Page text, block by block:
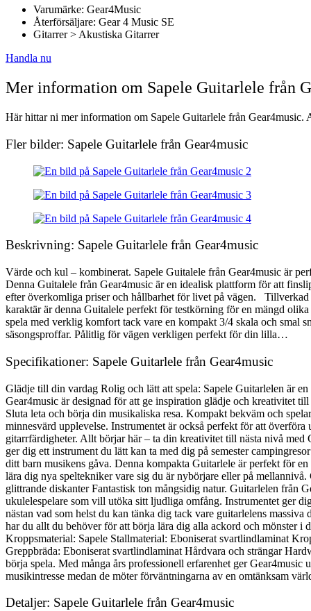
Varumärke: Gear4Music
Återförsäljare: Gear 4 Music SE
Gitarrer > Akustiska Gitarrer
Handla nu
Mer information om Sapele Guitarlele från
Här hittar ni mer information om Sapele Guitarlele från
Fler bilder: Sapele Guitarlele från Gear4music
Beskrivning: Sapele Guitarlele från Gear4music
Värde och kul – kombinerat. Sapele Guitalele från Gear4music är
Denna Guitalele från Gear4music är en idealisk plattform för att
efter överkomliga priser och hållbarhet för livet på vägen.
karaktär är denna Guitalele perfekt för testkörning för en mängd
spela med verklig komfort tack vare en kompakt 3/4 skala och smal
säsongsproffar. Pålitlig för vägen verkligen perfekt för din lilla…
Specifikationer: Sapele Guitarlele från Gear4music
Glädje till din vardag Rolig och lätt att spela: Sapele Guitarlelen är
Gear4music är designad för att ge inspiration glädje och kreativitet
Sluta leta och börja din musikaliska resa. Kompakt bekväm och
minnesvärd upplevelse. Instrumentet är också perfekt för att
gitarrfärdigheter. Allt börjar här – ta din kreativitet till nästa nivå
ger dig ett instrument du lätt kan ta med dig på semester
ditt barn musikens gåva. Denna kompakta Guitarlele är perfekt för
lära dig nya speltekniker vare sig du är nybörjare eller på
glittrande diskanter Fantastisk ton mångsidig natur. Guitarlelen från
ukulelespelare som vill utöka sitt ljudliga omfång. Instrumentet ger
nästan vad som helst du kan tänka dig tack vare guitarlelens
har du allt du behöver för att börja lära dig alla ackord och mönster
Kroppsmaterial: Sapele Stallmaterial: Eboniserat svartlindlaminat
Greppbräda: Eboniserat svartlindlaminat Hårdvara och strängar
börja spela. Med många års professionell erfarenhet ger
musikintresse medan de möter förväntningarna av en omtänksam
Detaljer: Sapele Guitarlele från Gear4music